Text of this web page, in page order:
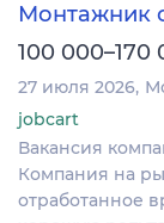
Монтажник
100 000–170
27 июля 2026
jobcart
Вакансия
Компания на
отработанное